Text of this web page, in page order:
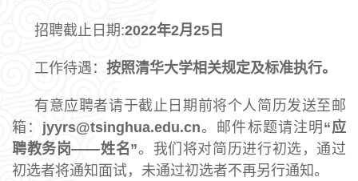
招聘截止日期:2022年2月 25 日
工作待遇： 按照清华大学相关规定及标准执行。
有意应聘者请于截止日期前将个人简历发送至邮
箱： jyyrs@tsinghua.edu.cn。邮件标题请注明 “应
聘教务岗——姓名”。我们将对简历进行初选，通过
初选者将通知面试，未通过初选者不再另行通知。